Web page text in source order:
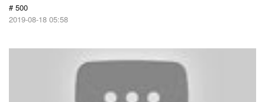
# 500
2019-08-18 05:58